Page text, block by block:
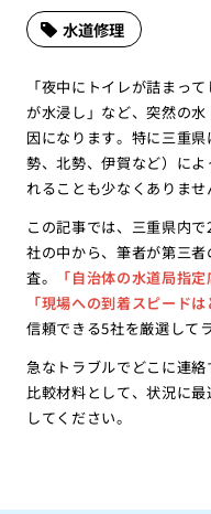
水道修理
「夜中にトイレが詰まっ
が水浸し」など、突然の
因になります。特に三重
勢、北勢、伊賀など）に
れることも少なくありませ
この記事では、三重県内
社の中から、筆者が第三
査。
「自治体の水道局指
「現場への到着スピードは
信頼できる5社を厳選して
急なトラブルでどこに連
比較材料として、状況に
してください。